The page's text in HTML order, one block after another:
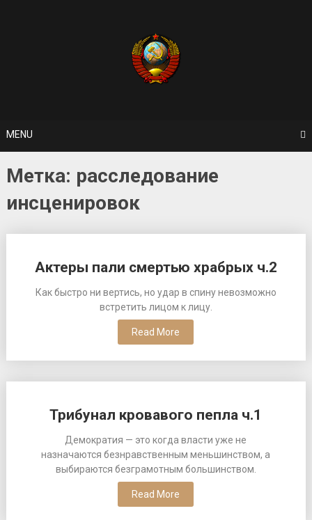
MENU
Метка: расследование
инсценировок
Актеры пали смертью храбрых ч.2
Как быстро ни вертись, но удар в спину невозможно
встретить лицом к лицу.
Read More
Трибунал кровавого пепла ч.1
Демократия — это когда власти уже не
назначаются безнравственным меньшинством, а
выбираются безграмотным большинством.
Read More